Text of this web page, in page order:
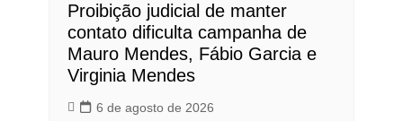
Proibição judicial de manter
contato dificulta campanha de
Mauro Mendes, Fábio Garcia e
Virginia Mendes
6 de agosto de 2026